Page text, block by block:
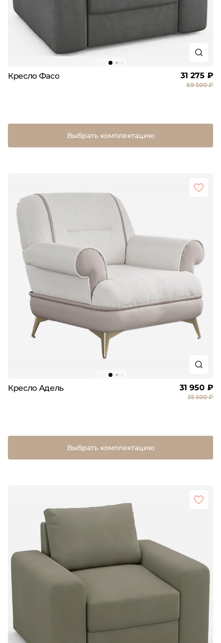
Кресло Фасо 31 275 ₽
69 500 ₽
Выбрать комплектацию
Кресло Адель 31 950 ₽
35 500 ₽
Выбрать комплектацию